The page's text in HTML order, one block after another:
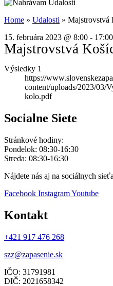
Home » Udalosti » Majstrovstvá
15. februára 2023 @ 8:00 - 17:00
Majstrovstvá
Výsledky 1
https://
content/uploads/2023/03/
kolo.pdf
Socialne Siete
Stránkové hodiny:
Pondelok: 08:30-16:30
Streda: 08:30-16:30
Nájdete nás aj na sociálnych
Facebook InstagramYoutube
Kontakt
+421 917 476 268
szz@zapasenie.sk
IČO: 31791981
DIČ: 2021658342